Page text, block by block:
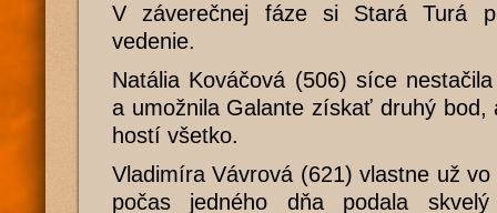
V záverečnej fáze si Stará Turá
vedenie.
Natália Kováčová (506) síce
a umožnila Galante získať druhý bod,
hostí všetko.
Vladimíra Vávrová (621) vlastne už
počas jedného dňa podala